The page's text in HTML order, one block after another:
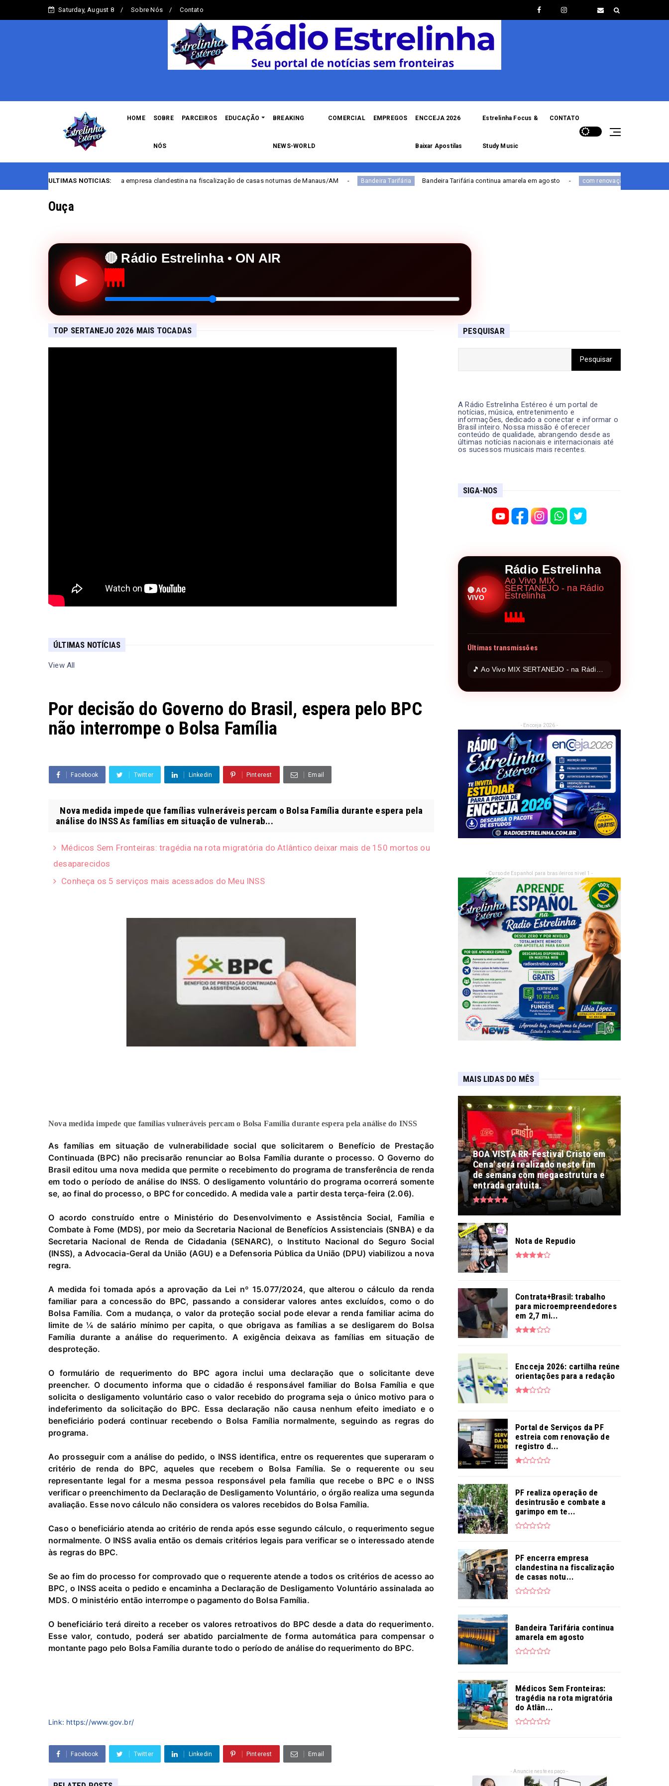
Saturday, August 8 Sobre Nós Contato
HOME SOBRE
NÓS
PARCEIROS EDUCAÇÃO BREAKING
NEWS-WORLD
COMERCIAL EMPREGOS ENCCEJA 2026
Baixar Apostilas
Estrelinha Focus &
Study Music
CONTATO
ULTIMAS NOTICIAS:
PF encerra empresa clandestina na fiscalização de casas noturnas de Manaus/AM Bandeira Tarifária Bandeira Tarifária continua amarela em agosto com renovação Portal de Serviços da PF estreia
Ouça
▶
🔴 Rádio Estrelinha • ON AIR
TOP SERTANEJO 2026 MAIS TOCADAS
ÚLTIMAS NOTÍCIAS
View All
Por decisão do Governo do Brasil, espera pelo BPC
não interrompe o Bolsa Família
Facebook Twitter Linkedin Pinterest Email
Nova medida impede que famílias vulneráveis percam o Bolsa Família durante espera pela
análise do INSS As famílias em situação de vulnerab...
Médicos Sem Fronteiras: tragédia na rota migratória do Atlântico deixar mais de 150 mortos ou
desaparecidos
Conheça os 5 serviços mais acessados do Meu INSS
Nova medida impede que famílias vulneráveis percam o Bolsa Família durante espera pela análise do INSS
As famílias em situação de vulnerabilidade social que solicitarem o Benefício de Prestação
Continuada (BPC) não precisarão renunciar ao Bolsa Família durante o processo. O Governo do
Brasil editou uma nova medida que permite o recebimento do programa de transferência de renda
em todo o período de análise do INSS. O desligamento voluntário do programa ocorrerá somente
se, ao final do processo, o BPC for concedido. A medida vale a partir desta terça-feira (2.06).
O acordo construído entre o Ministério do Desenvolvimento e Assistência Social, Família e
Combate à Fome (MDS), por meio da Secretaria Nacional de Benefícios Assistenciais (SNBA) e da
Secretaria Nacional de Renda de Cidadania (SENARC), o Instituto Nacional do Seguro Social
(INSS), a Advocacia-Geral da União (AGU) e a Defensoria Pública da União (DPU) viabilizou a nova
regra.
A medida foi tomada após a aprovação da Lei nº 15.077/2024, que alterou o cálculo da renda
familiar para a concessão do BPC, passando a considerar valores antes excluídos, como o do
Bolsa Família. Com a mudança, o valor da proteção social pode elevar a renda familiar acima do
limite de ¼ de salário mínimo per capita, o que obrigava as famílias a se desligarem do Bolsa
Família durante a análise do requerimento. A exigência deixava as famílias em situação de
desproteção.
O formulário de requerimento do BPC agora inclui uma declaração que o solicitante deve
preencher. O documento informa que o cidadão é responsável familiar do Bolsa Família e que
solicita o desligamento voluntário caso o valor recebido do programa seja o único motivo para o
indeferimento da solicitação do BPC. Essa declaração não causa nenhum efeito imediato e o
beneficiário poderá continuar recebendo o Bolsa Família normalmente, seguindo as regras do
programa.
Ao prosseguir com a análise do pedido, o INSS identifica, entre os requerentes que superaram o
critério de renda do BPC, aqueles que recebem o Bolsa Família. Se o requerente ou seu
representante legal for a mesma pessoa responsável pela família que recebe o BPC e o INSS
verificar o preenchimento da Declaração de Desligamento Voluntário, o órgão realiza uma segunda
avaliação. Esse novo cálculo não considera os valores recebidos do Bolsa Família.
Caso o beneficiário atenda ao critério de renda após esse segundo cálculo, o requerimento segue
normalmente. O INSS avalia então os demais critérios legais para verificar se o interessado atende
às regras do BPC.
Se ao fim do processo for comprovado que o requerente atende a todos os critérios de acesso ao
BPC, o INSS aceita o pedido e encaminha a Declaração de Desligamento Voluntário assinalada ao
MDS. O ministério então interrompe o pagamento do Bolsa Família.
O beneficiário terá direito a receber os valores retroativos do BPC desde a data do requerimento.
Esse valor, contudo, poderá ser abatido parcialmente de forma automática para compensar o
montante pago pelo Bolsa Família durante todo o período de análise do requerimento do BPC.
Link: https://www.gov.br/
Facebook Twitter Linkedin Pinterest Email
PESQUISAR
A Rádio Estrelinha Estéreo é um portal de
notícias, música, entretenimento e
informações, dedicado a conectar e informar o
Brasil inteiro. Nossa missão é oferecer
conteúdo de qualidade, abrangendo desde as
últimas notícias nacionais e internacionais até
os sucessos musicais mais recentes.
SIGA-NOS
🔴 AO
VIVO
Rádio Estrelinha
Ao Vivo MIX
SERTANEJO - na Rádio
Estrelinha
Últimas transmissões
- Encceja 2026 -
- Curso de Espanhol para brasileiros nivel 1 -
MAIS LIDAS DO MÊS
BOA VISTA RR-Festival Cristo em
Cena' será realizado neste fim
de semana com megaestrutura e
entrada gratuita.
Nota de Repudio
Contrata+Brasil: trabalho
para microempreendedores
em 2,7 mi...
Encceja 2026: cartilha reúne
orientações para a redação
Portal de Serviços da PF
estreia com renovação de
registro d...
PF realiza operação de
desintrusão e combate a
garimpo em te...
PF encerra empresa
clandestina na fiscalização
de casas notu...
Bandeira Tarifária continua
amarela em agosto
Médicos Sem Fronteiras:
tragédia na rota migratória
do Atlân...
- Anuncie neste espaço -